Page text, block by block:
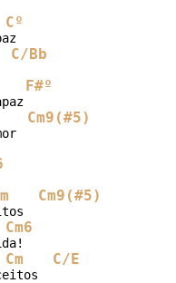
Cº
C/Bb
F#º
Cm9(#5)
Cm9(#5)
Cm6
Cm C/E